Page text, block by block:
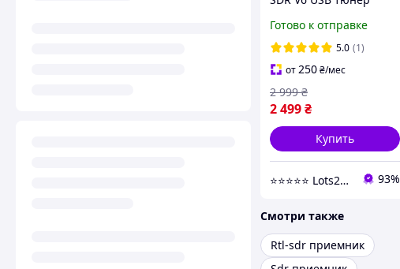
частот 100кГц-1.77ГГц
АЦП приемник FM AM
SSB RTL SDR6
Готово к отправке
5.0 (1)
от250₴/мес
2 499₴
2 999 ₴
Купить
⭐️⭐️⭐️⭐️⭐️ Lots24.com.ua 93%
Смотри также
Rtl-sdr приемник